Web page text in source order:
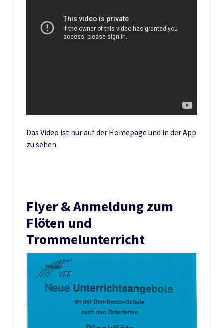
Das Video ist nur auf der Homepage und in der App
zu sehen.
Flyer & Anmeldung zum
Flöten und
Trommelunterricht